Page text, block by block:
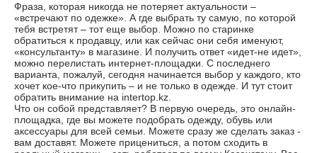
Фраза, которая никогда не потеряет актуальности –
«встречают по одежке». А где выбрать ту самую, по которой
тебя встретят – тот еще выбор. Можно по старинке
обратиться к продавцу, или как сейчас они себя именуют,
«консультанту» в магазине. И получить ответ «идет-не идет»,
можно перелистать интернет-площадки. С последнего
варианта, пожалуй, сегодня начинается выбор у каждого, кто
хочет кое-что прикупить – и не только в одежде. И тут стоит
обратить внимание на intertop.kz.
Что он собой представляет? В первую очередь, это онлайн-
площадка, где вы можете подобрать одежду, обувь или
аксессуары для всей семьи. Можете сразу же сделать заказ -
вам доставят. Можете прицениться, а потом сходить в